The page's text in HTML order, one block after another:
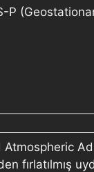
P
fırlatılmış